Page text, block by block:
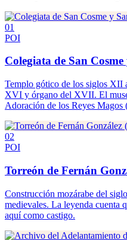
01
POI
Colegiata de San
Templo gótico de los siglos XII
XVI y órgano del XVII. El
Adoración de los Reyes
02
POI
Torreón de Fernán
Construcción mozárabe del
medievales. La leyenda cuenta
aquí como castigo.